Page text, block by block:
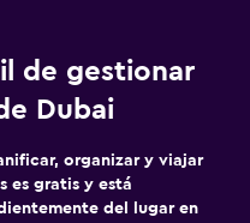
de gestionar
Dubai
organizar y viajar
es gratis y está
del lugar en